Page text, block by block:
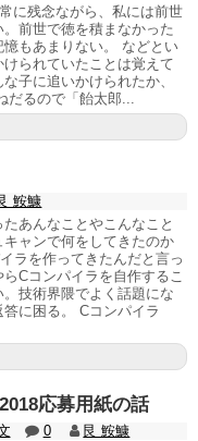
に残念ながら、私には前世
前世で徳を積まなかった
もあまりない。 などとい
られていたことは覚えて
子に追いかけられたか、
だるので「飴太郎...
鮟鱇
あんなことやこんなこと
ャンで何をしてきたのか
ラを作ってきたんだと言っ
Cコンパイラを自作するこ
技術界隈でよく話題にな
に困る。 Cコンパイラ
応募用紙の話
0
艮 鮟鱇